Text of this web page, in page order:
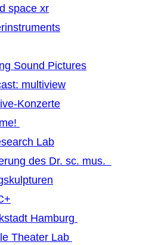
space xr
Sound Pictures
multiview
Konzerte
Lab
des Dr. sc. mus.
Hamburg
Theater Lab